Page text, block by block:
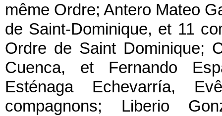
même Ordre; Antero Mateo
de Saint-Dominique, et 11
Ordre de Saint Dominique;
Cuenca, et Fernando
Esténaga Echevarría,
compagnons; Liberio